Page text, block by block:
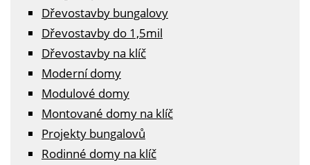
Dřevostavby bungalovy
Dřevostavby do 1,5mil
Dřevostavby na klíč
Moderní domy
Modulové domy
Montované domy na klíč
Projekty bungalovů
Rodinné domy na klíč